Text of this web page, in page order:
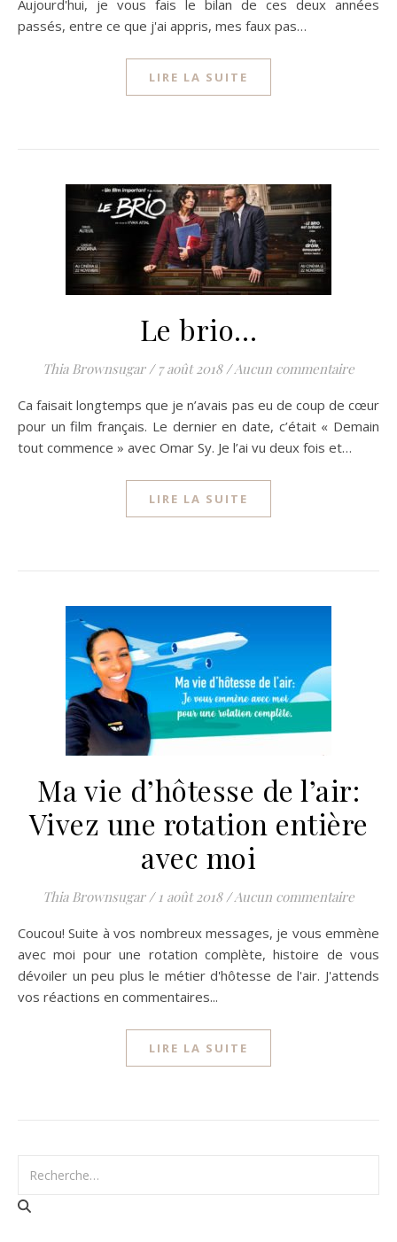
Aujourd'hui, je vous fais le bilan de ces deux années
passés, entre ce que j'ai appris, mes faux pas…
LIRE LA SUITE
Le brio…
Thia Brownsugar / 7 août 2018 /Aucun commentaire
Ca faisait longtemps que je n’avais pas eu de coup de cœur
pour un film français. Le dernier en date, c’était « Demain
tout commence » avec Omar Sy. Je l’ai vu deux fois et…
LIRE LA SUITE
Ma vie d’hôtesse de l’air:
Vivez une rotation entière
avec moi
Thia Brownsugar / 1 août 2018 /Aucun commentaire
Coucou! Suite à vos nombreux messages, je vous emmène
avec moi pour une rotation complète, histoire de vous
dévoiler un peu plus le métier d'hôtesse de l'air. J'attends
vos réactions en commentaires...
LIRE LA SUITE